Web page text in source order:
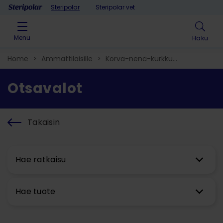
Skip to contentSteripolar Steripolar vet
Menu Haku
Hae ratkaisu
Hae tuote
Home > Ammattilaisille > Korva-nenä-kurkku​
> Otsavalot
Otsavalot
Takaisin